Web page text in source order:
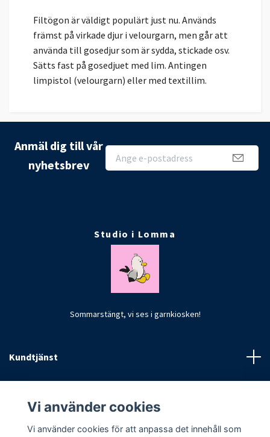
Filtögon är väldigt populärt just nu. Används
främst på virkade djur i velourgarn, men går att
använda till gosedjur som är sydda, stickade osv.
Sätts fast på gosedjuet med lim. Antingen
limpistol (velourgarn) eller med textillim.
Anmäl dig till vår
nyhetsbrev
Studio i Lomma
Sommarstängt, vi ses i garnkiosken!
Kundtjänst
Vi använder cookies
Vi använder cookies för att anpassa det innehåll som